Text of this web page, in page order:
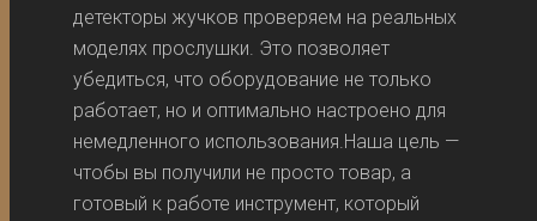
детекторы жучков проверяем на реальных
моделях прослушки. Это позволяет
убедиться, что оборудование не только
работает, но и оптимально настроено для
немедленного использования.Наша цель —
чтобы вы получили не просто товар, а
готовый к работе инструмент, который